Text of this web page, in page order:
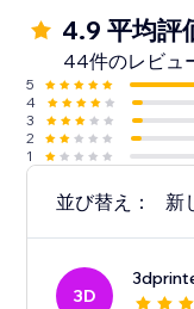
4.9 平均評
44件のレビュ
5
4
3
2
1
並び替え： 新
3D